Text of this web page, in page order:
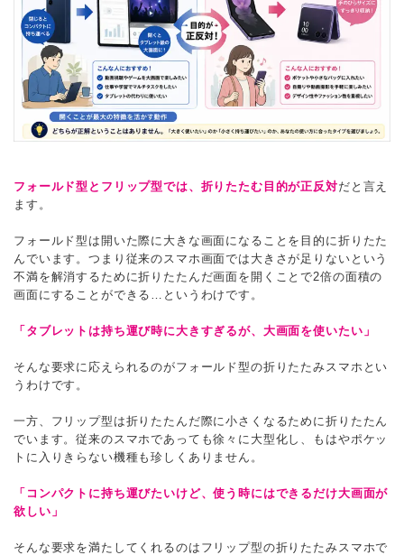
フォールド型とフリップ型では、折りたたむ目的が正反対だと言え
ます。
フォールド型は開いた際に大きな画面になることを目的に折りたた
んでいます。つまり従来のスマホ画面では大きさが足りないという
不満を解消するために折りたたんだ画面を開くことで2倍の面積の
画面にすることができる…というわけです。
「タブレットは持ち運び時に大きすぎるが、大画面を使いたい」
そんな要求に応えられるのがフォールド型の折りたたみスマホとい
うわけです。
一方、フリップ型は折りたたんだ際に小さくなるために折りたたん
でいます。従来のスマホであっても徐々に大型化し、もはやポケッ
トに入りきらない機種も珍しくありません。
「コンパクトに持ち運びたいけど、使う時にはできるだけ大画面が
欲しい」
そんな要求を満たしてくれるのはフリップ型の折りたたみスマホで